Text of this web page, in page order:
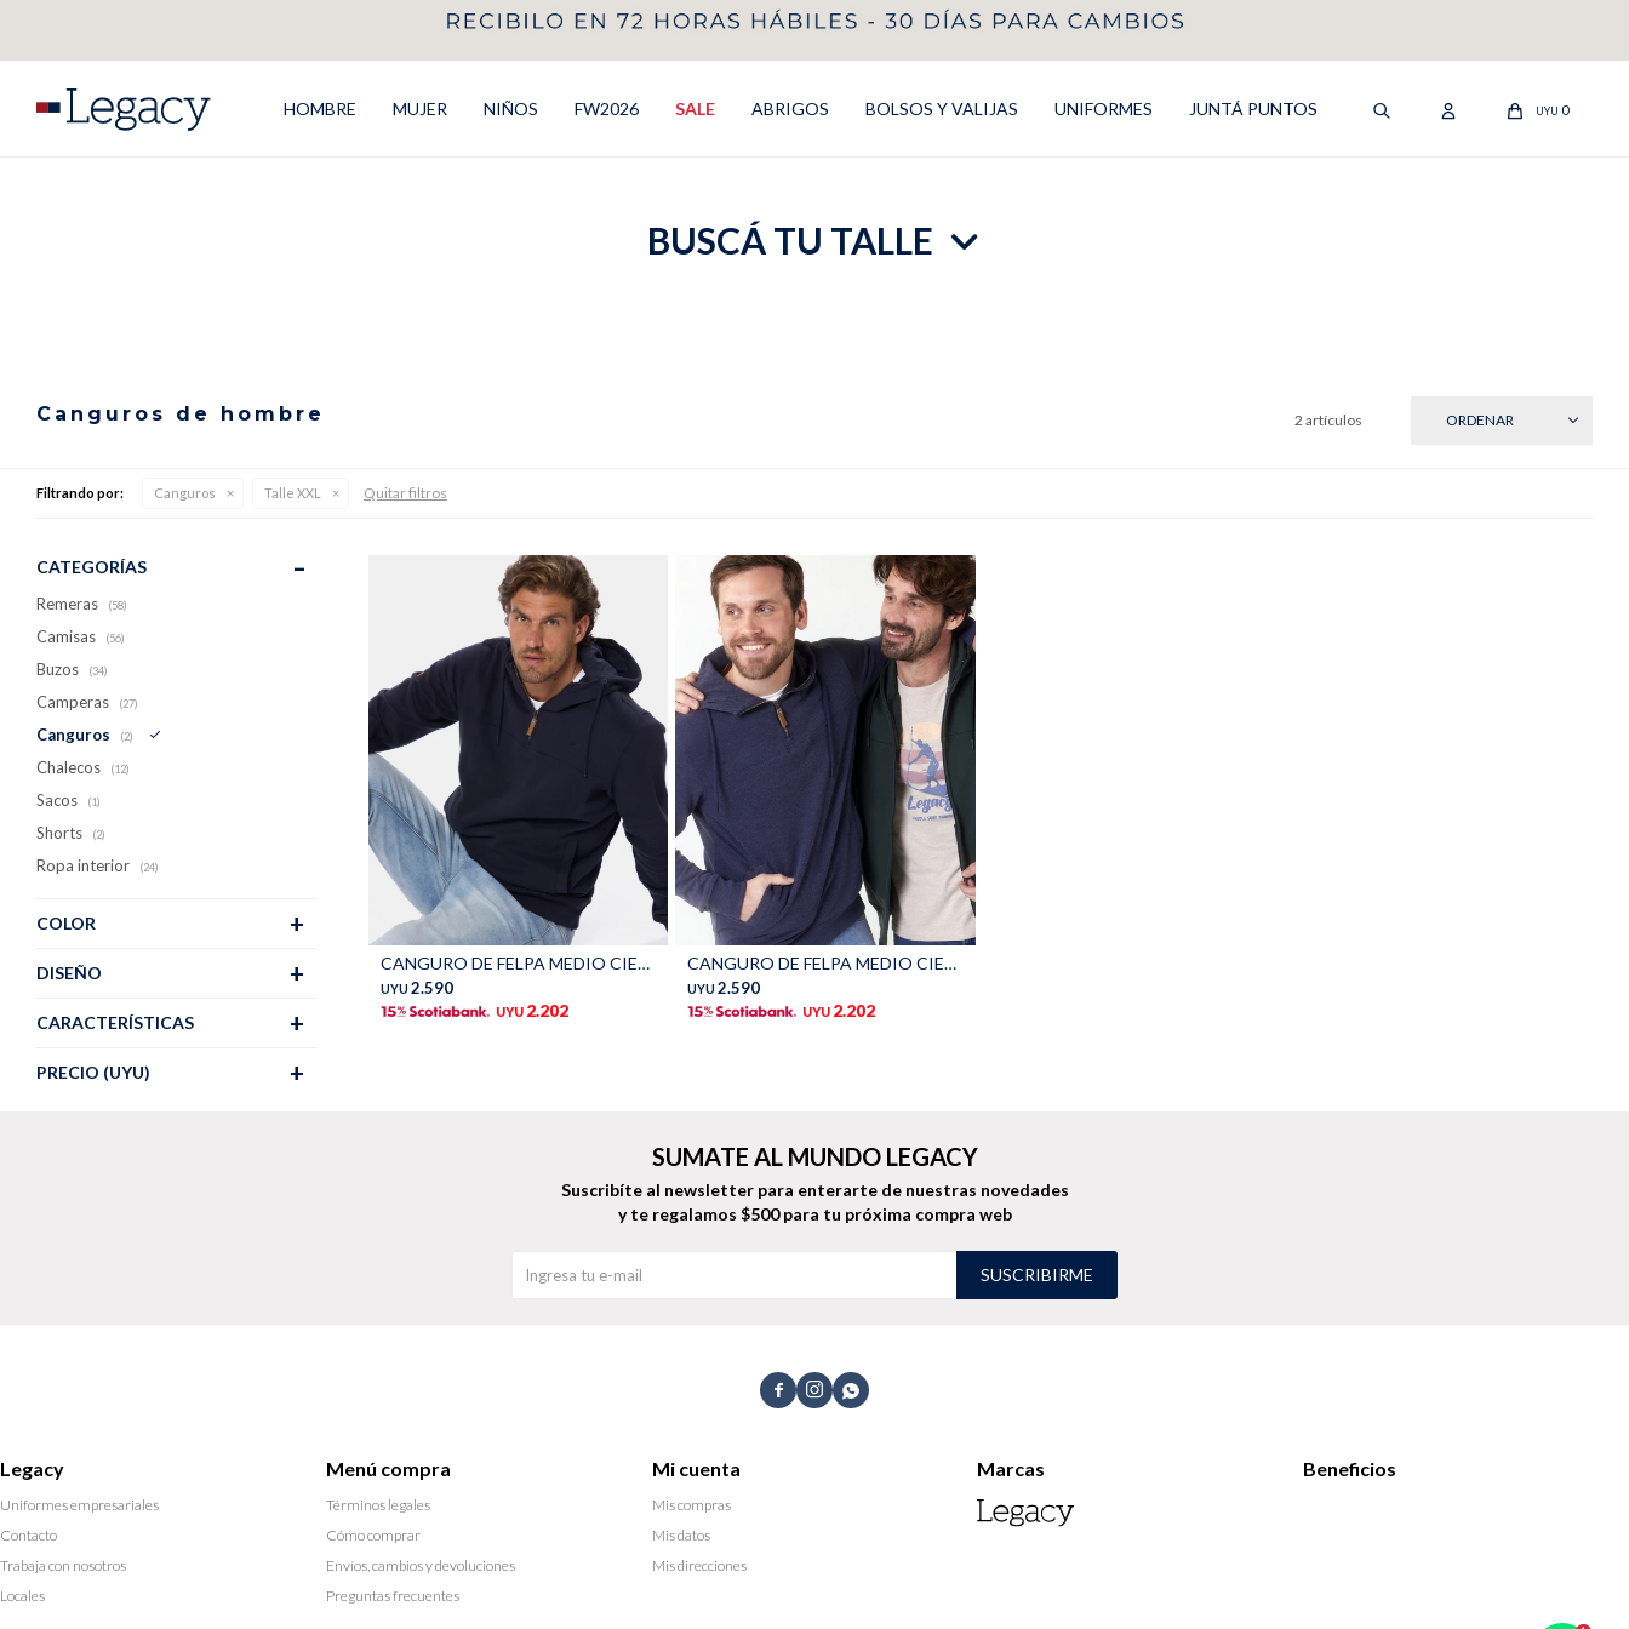
HOMBRE MUJER NIÑOS FW2026 SALE ABRIGOS BOLSOS Y VALIJAS UNIFORMES JUNTÁ PUNTOS UYU 0
BUSCÁ TU TALLE
Canguros de hombre 2 artículos
Filtrando por: Canguros Talle XXL Quitar filtros
Talle
CANGURO DE FELPA MEDIO CIERRE - Azul
UYU 2.590
UYU 2.202
Talle
CANGURO DE FELPA MEDIO CIERRE - Piedra
UYU 2.590
UYU 2.202
CATEGORÍAS
Remeras (58)
Camisas (56)
Buzos (34)
Camperas (27)
Canguros (2)
Chalecos (12)
Sacos (1)
Shorts (2)
Ropa interior (24)
CARACTERÍSTICAS
PRECIO (UYU)
COLOR
DISEÑO
  
Legacy
Uniformes empresariales
Contacto
Trabaja con nosotros
Locales
Menú compra
Términos legales
Cómo comprar
Envíos, cambios y devoluciones
Preguntas frecuentes
Mi cuenta
Mis compras
Mis datos
Mis direcciones
Marcas Beneficios
SUMATE AL MUNDO LEGACY
Suscribíte al newsletter para enterarte de nuestras novedades
y te regalamos $500 para tu próxima compra web
SUSCRIBIRME